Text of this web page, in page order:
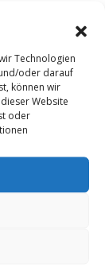
Technologien
oder darauf
können wir
Website
oder